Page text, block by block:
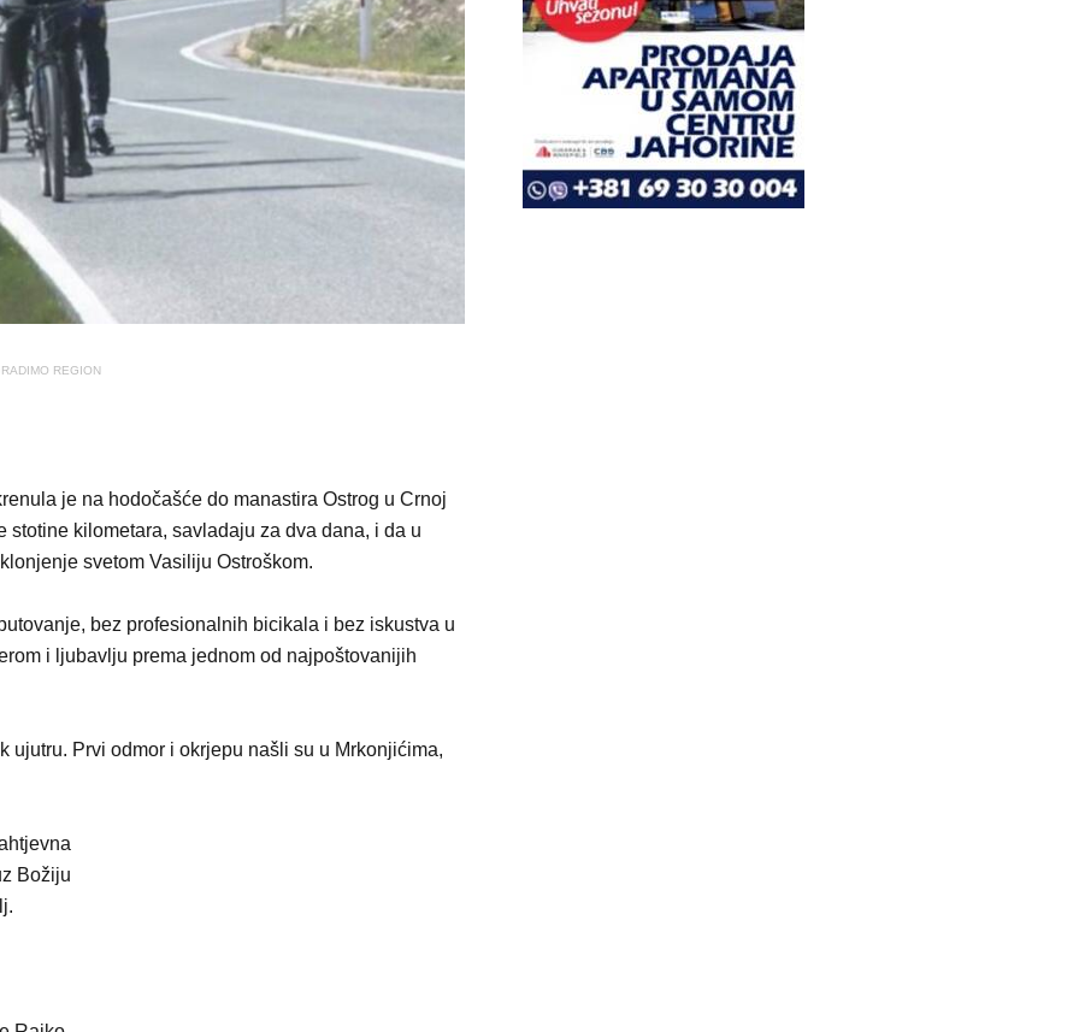
REGION
je na hodočašće do manastira Ostrog u Crnoj
kilometara, savladaju za dva dana, i da u
svetom Vasiliju Ostroškom.
bez profesionalnih bicikala i bez iskustva u
i ljubavlju prema jednom od najpoštovanijih
ujutru. Prvi odmor i okrjepu našli su u Mrkonjićima,
Božiju